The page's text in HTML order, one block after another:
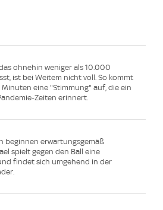
ohnehin weniger als 10.000
ist bei Weitem nicht voll. So kommt
eine "Stimmung" auf, die ein
Zeiten erinnert.
beginnen erwartungsgemäß
spielt gegen den Ball eine
findet sich umgehend in der